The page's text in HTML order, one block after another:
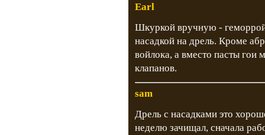
Earl
Шкуркой вручную -
насадкой на дрель. Кроме
войлока, а вместо пасты гои
клапанов.
sam
Дрель с насадками это
неделю зачищал, сначала